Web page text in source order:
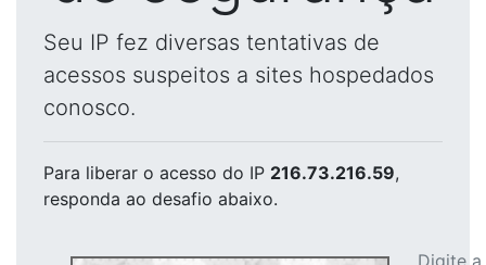
Seu IP fez diversas tentativas de
acessos suspeitos a sites hospedados
conosco.
Para liberar o acesso do IP 216.73.216.59,
responda ao desafio abaixo.
Digite